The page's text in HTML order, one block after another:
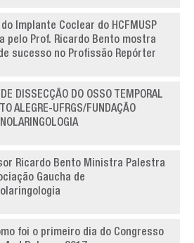
Implante Coclear do HCFMUSP
pelo Prof. Ricardo Bento mostra
sucesso no Profissão Repórter
DISSECÇÃO DO OSSO TEMPORAL
ALEGRE-UFRGS/FUNDAÇÃO
Ricardo Bento Ministra Palestra
Gaucha de
foi o primeiro dia do Congresso